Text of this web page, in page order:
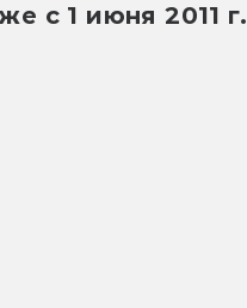
с 1 июня 2011 г.